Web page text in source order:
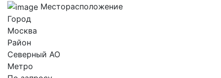
Месторасположение
Город
Москва
Район
Северный AO
Метро